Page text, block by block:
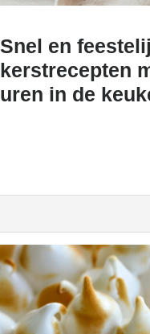
Snel en
kerstrecepten
uren in de